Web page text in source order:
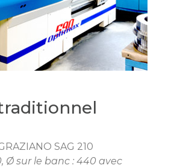
SAG 210
Ø sur le banc : 440 avec